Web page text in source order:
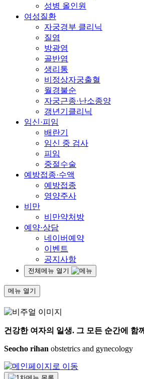
성병 올인원
여성질환
자궁경부 클리닉
질염
방광염
골반염
생리통
비정상자궁출혈
월경불순
자궁근종·난소종양
갱년기클리닉
임신·피임
배란기
임신 중 검사
피임
중절수술
예방접종·수액
예방접종
영양주사
비만
비만약처방
예약·상담
네이버예약
이벤트
공지사항
전체메뉴 열기
메뉴 열기
건강한 여자의 일생. 그 모든 순간에 함께
Seocho rihan obstetrics and gynecology